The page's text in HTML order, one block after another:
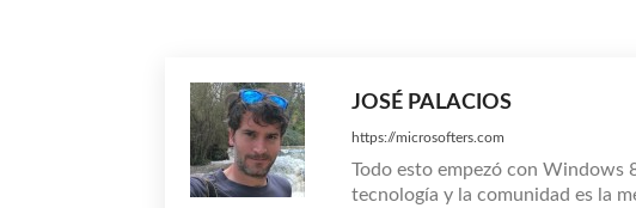
JOSÉ PALACIOS
https://microsofters.com
Todo esto empezó con Windows
tecnología y la comunidad es la